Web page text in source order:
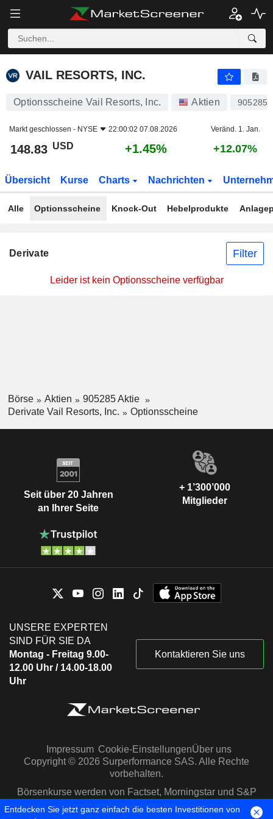
VAIL RESORTS, INC.
VAIL RESORTS, INC.
Optionsscheine Vail Resorts, Inc. Aktien 905285
Markt geschlossen - NYSE 22:00:02 07.08.2026 Veränd. 1. Jan.
148.83 USD +1.45% +12.07%
Übersicht Kurse Charts Nachrichten
Alle Optionsscheine Knock-Out Hebelprodukte
Derivate Filter
Leider ist kein Optionsscheine verfügbar
Börse Aktien
905285 Aktie
Derivate Vail Resorts, Inc.
Optionsscheine
Seit über 20 Jahren
an Ihrer Seite
+ 1’300’000
Mitglieder
UNSERE EXPERTEN
SIND FÜR SIE DA
Montag - Freitag 9.00-
12.00 Uhr / 14.00-18.00
Uhr
Kontaktieren Sie uns
Impressum Cookie-EinstellungenÜber uns
Copyright © 2026 Surperformance SAS. Alle Rechte
vorbehalten.
Börsenkurse werden von Factset, Morningstar und S&P
Capital IQ zur Verfügung gestellt
Entdecken Sie jetzt ganz einfach die besten Investitionen von